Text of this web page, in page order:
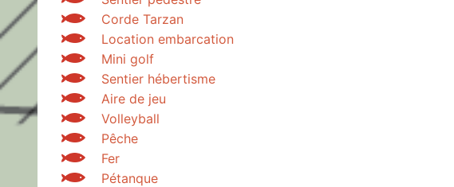
Corde Tarzan
Location embarcation
Mini golf
Sentier hébertisme
Aire de jeu
Volleyball
Pêche
Fer
Pétanque